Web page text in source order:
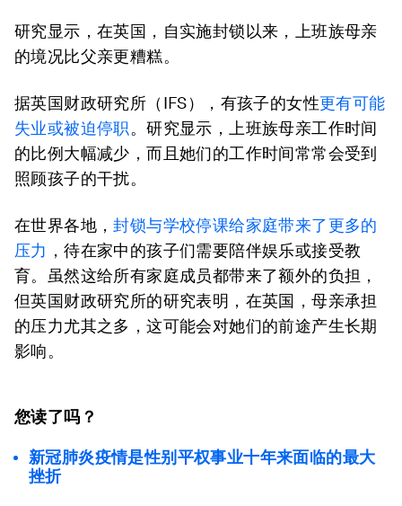
研究显示，在英国，自实施封锁以来，上班族母亲
的境况比父亲更糟糕。
据英国财政研究所（IFS），有孩子的女性更有可能
失业或被迫停职。研究显示，上班族母亲工作时间
的比例大幅减少，而且她们的工作时间常常会受到
照顾孩子的干扰。
在世界各地，封锁与学校停课给家庭带来了更多的
压力 ，待在家中的孩子们需要陪伴娱乐或接受教
育。虽然这给所有家庭成员都带来了额外的负担，
但英国财政研究所的研究表明，在英国，母亲承担
的压力尤其之多，这可能会对她们的前途产生长期
影响。
您读了吗？
新冠肺炎疫情是性别平权事业十年来面临的最大
挫折